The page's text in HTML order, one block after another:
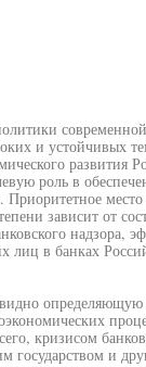
и устойчивых
развития
роль в
зависит от
надзора,
лиц в банках
определяющую
кризисом
государством и